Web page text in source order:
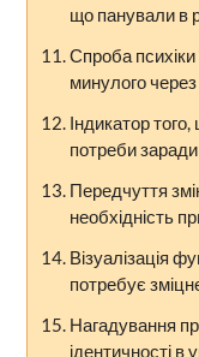
що панували в
Спроба психіки
минулого
Індикатор
потреби
Передчуття
необхідність
Візуалізація
потребує
Нагадування
ідентичності в